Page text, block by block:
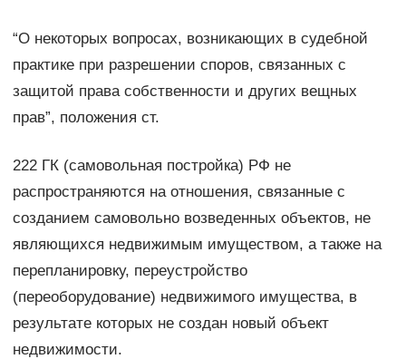
“О некоторых вопросах, возникающих в судебной
практике при разрешении споров, связанных с
защитой права собственности и других вещных
прав”, положения ст.
222 ГК (самовольная постройка) РФ не
распространяются на отношения, связанные с
созданием самовольно возведенных объектов, не
являющихся недвижимым имуществом, а также на
перепланировку, переустройство
(переоборудование) недвижимого имущества, в
результате которых не создан новый объект
недвижимости.